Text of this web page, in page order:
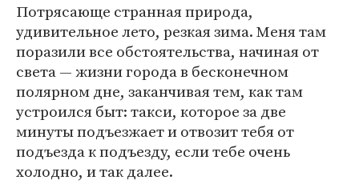
Потрясающе странная природа,
удивительное лето, резкая зима. Меня там
поразили все обстоятельства, начиная от
света — жизни города в бесконечном
полярном дне, заканчивая тем, как там
устроился быт: такси, которое за две
минуты подъезжает и отвозит тебя от
подъезда к подъезду, если тебе очень
холодно, и так далее.